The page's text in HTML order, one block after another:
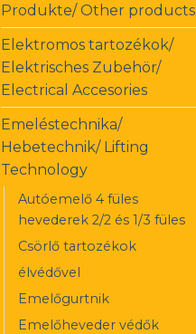
Produkte/ Other products
Elektromos tartozékok/
Elektrisches Zubehör/
Electrical Accesories
Emeléstechnika/
Hebetechnik/ Lifting
Technology
Autóemelő 4 füles
hevederek 2/2 és 1/3 füles
Csörlő tartozékok
élvédővel
Emelőgurtnik
Emelőheveder védők